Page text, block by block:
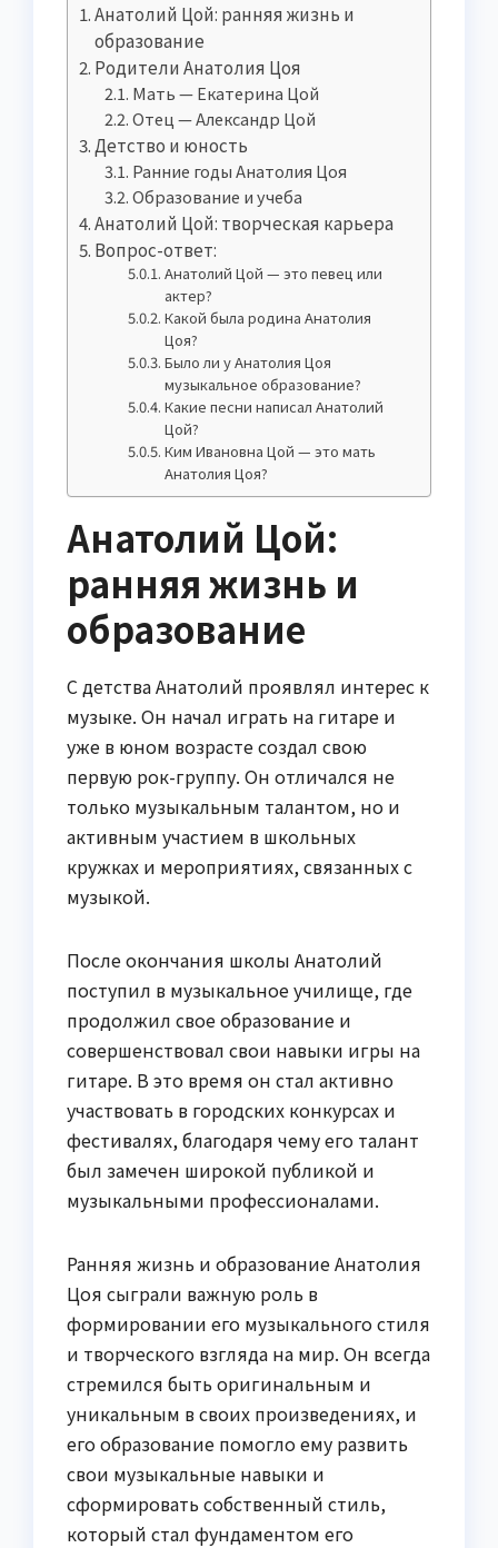
Анатолий Цой: ранняя жизнь и
образование
Родители Анатолия Цоя
Мать — Екатерина Цой
Отец — Александр Цой
Детство и юность
Ранние годы Анатолия Цоя
Образование и учеба
Анатолий Цой: творческая карьера
Вопрос-ответ:
Анатолий Цой — это певец или
актер?
Какой была родина Анатолия
Цоя?
Было ли у Анатолия Цоя
музыкальное образование?
Какие песни написал Анатолий
Цой?
Ким Ивановна Цой — это мать
Анатолия Цоя?
Анатолий Цой:
ранняя жизнь и
образование
С детства Анатолий проявлял интерес к
музыке. Он начал играть на гитаре и
уже в юном возрасте создал свою
первую рок-группу. Он отличался не
только музыкальным талантом, но и
активным участием в школьных
кружках и мероприятиях, связанных с
музыкой.
После окончания школы Анатолий
поступил в музыкальное училище, где
продолжил свое образование и
совершенствовал свои навыки игры на
гитаре. В это время он стал активно
участвовать в городских конкурсах и
фестивалях, благодаря чему его талант
был замечен широкой публикой и
музыкальными профессионалами.
Ранняя жизнь и образование Анатолия
Цоя сыграли важную роль в
формировании его музыкального стиля
и творческого взгляда на мир. Он всегда
стремился быть оригинальным и
уникальным в своих произведениях, и
его образование помогло ему развить
свои музыкальные навыки и
сформировать собственный стиль,
который стал фундаментом его